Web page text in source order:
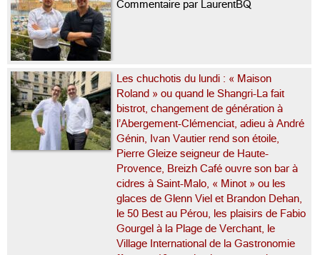
Commentaire par LaurentBQ
Les chuchotis du lundi : « Maison
Roland » ou quand le Shangri-La fait
bistrot, changement de génération à
l’Abergement-Clémenciat, adieu à André
Génin, Ivan Vautier rend son étoile,
Pierre Gleize seigneur de Haute-
Provence, Breizh Café ouvre son bar à
cidres à Saint-Malo, « Minot » ou les
glaces de Glenn Viel et Brandon Dehan,
le 50 Best au Pérou, les plaisirs de Fabio
Gourgel à la Plage de Verchant, le
Village International de la Gastronomie